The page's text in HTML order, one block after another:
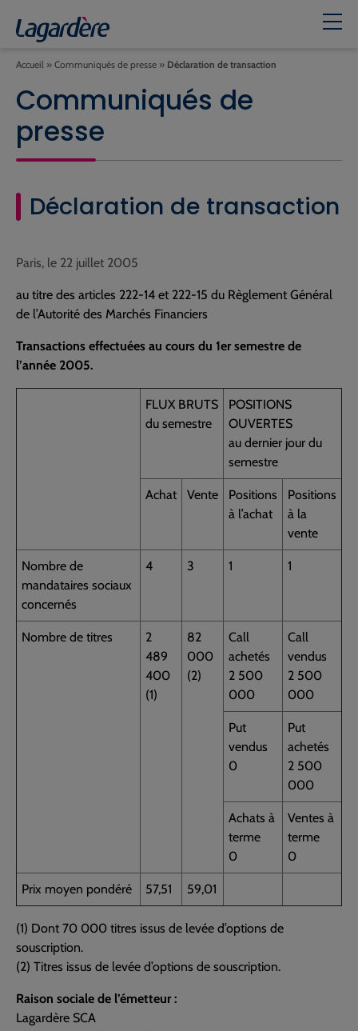
Accueil » Communiqués de presse » Déclaration de transaction
Communiqués de
presse
Déclaration de transaction
Paris, le 22 juillet 2005
au titre des articles 222-14 et 222-15 du Règlement Général
de l’Autorité des Marchés Financiers
Transactions effectuées au cours du 1er semestre de
l’année 2005.
FLUX BRUTS
du semestre
POSITIONS
OUVERTES
au dernier jour du
semestre
Achat Vente
Positions
à l’achat
Positions
à la
vente
Nombre de
mandataires sociaux
concernés
4 3 1 1
Nombre de titres
2
489
400
(1)
82
000
(2)
Call
achetés
2 500
000
Call
vendus
2 500
000
Put
vendus
0
Put
achetés
2 500
000
Achats à
terme
0
Ventes à
terme
0
Prix moyen pondéré 57,51 59,01
(1) Dont 70 000 titres issus de levée d’options de
souscription.
(2) Titres issus de levée d’options de souscription.
Raison sociale de l’émetteur :
Lagardère SCA